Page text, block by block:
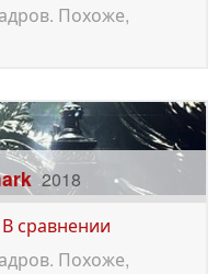
Похоже,
2018
В сравнении
Похоже,